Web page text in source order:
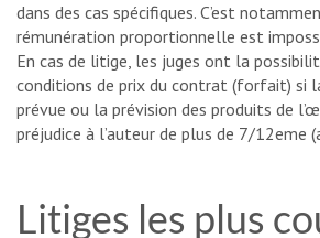
dans des cas spécifiques. C’est
rémunération proportionnelle est
En cas de litige, les juges ont la
conditions de prix du contrat (forfait) si
prévue ou la prévision des produits de
préjudice à l’auteur de plus de 7/12eme
Litiges les plus